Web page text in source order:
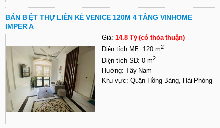
BÁN BIỆT THỰ LIỀN KỀ VENICE 120M 4 TẦNG VINHOME
IMPERIA
Giá: 14.8 Tỷ (có thỏa thuận)
Diện tích MB: 120 m2
Diện tích SD: 0 m2
Hướng: Tây Nam
Khu vực: Quận Hồng Bàng, Hải Phòng